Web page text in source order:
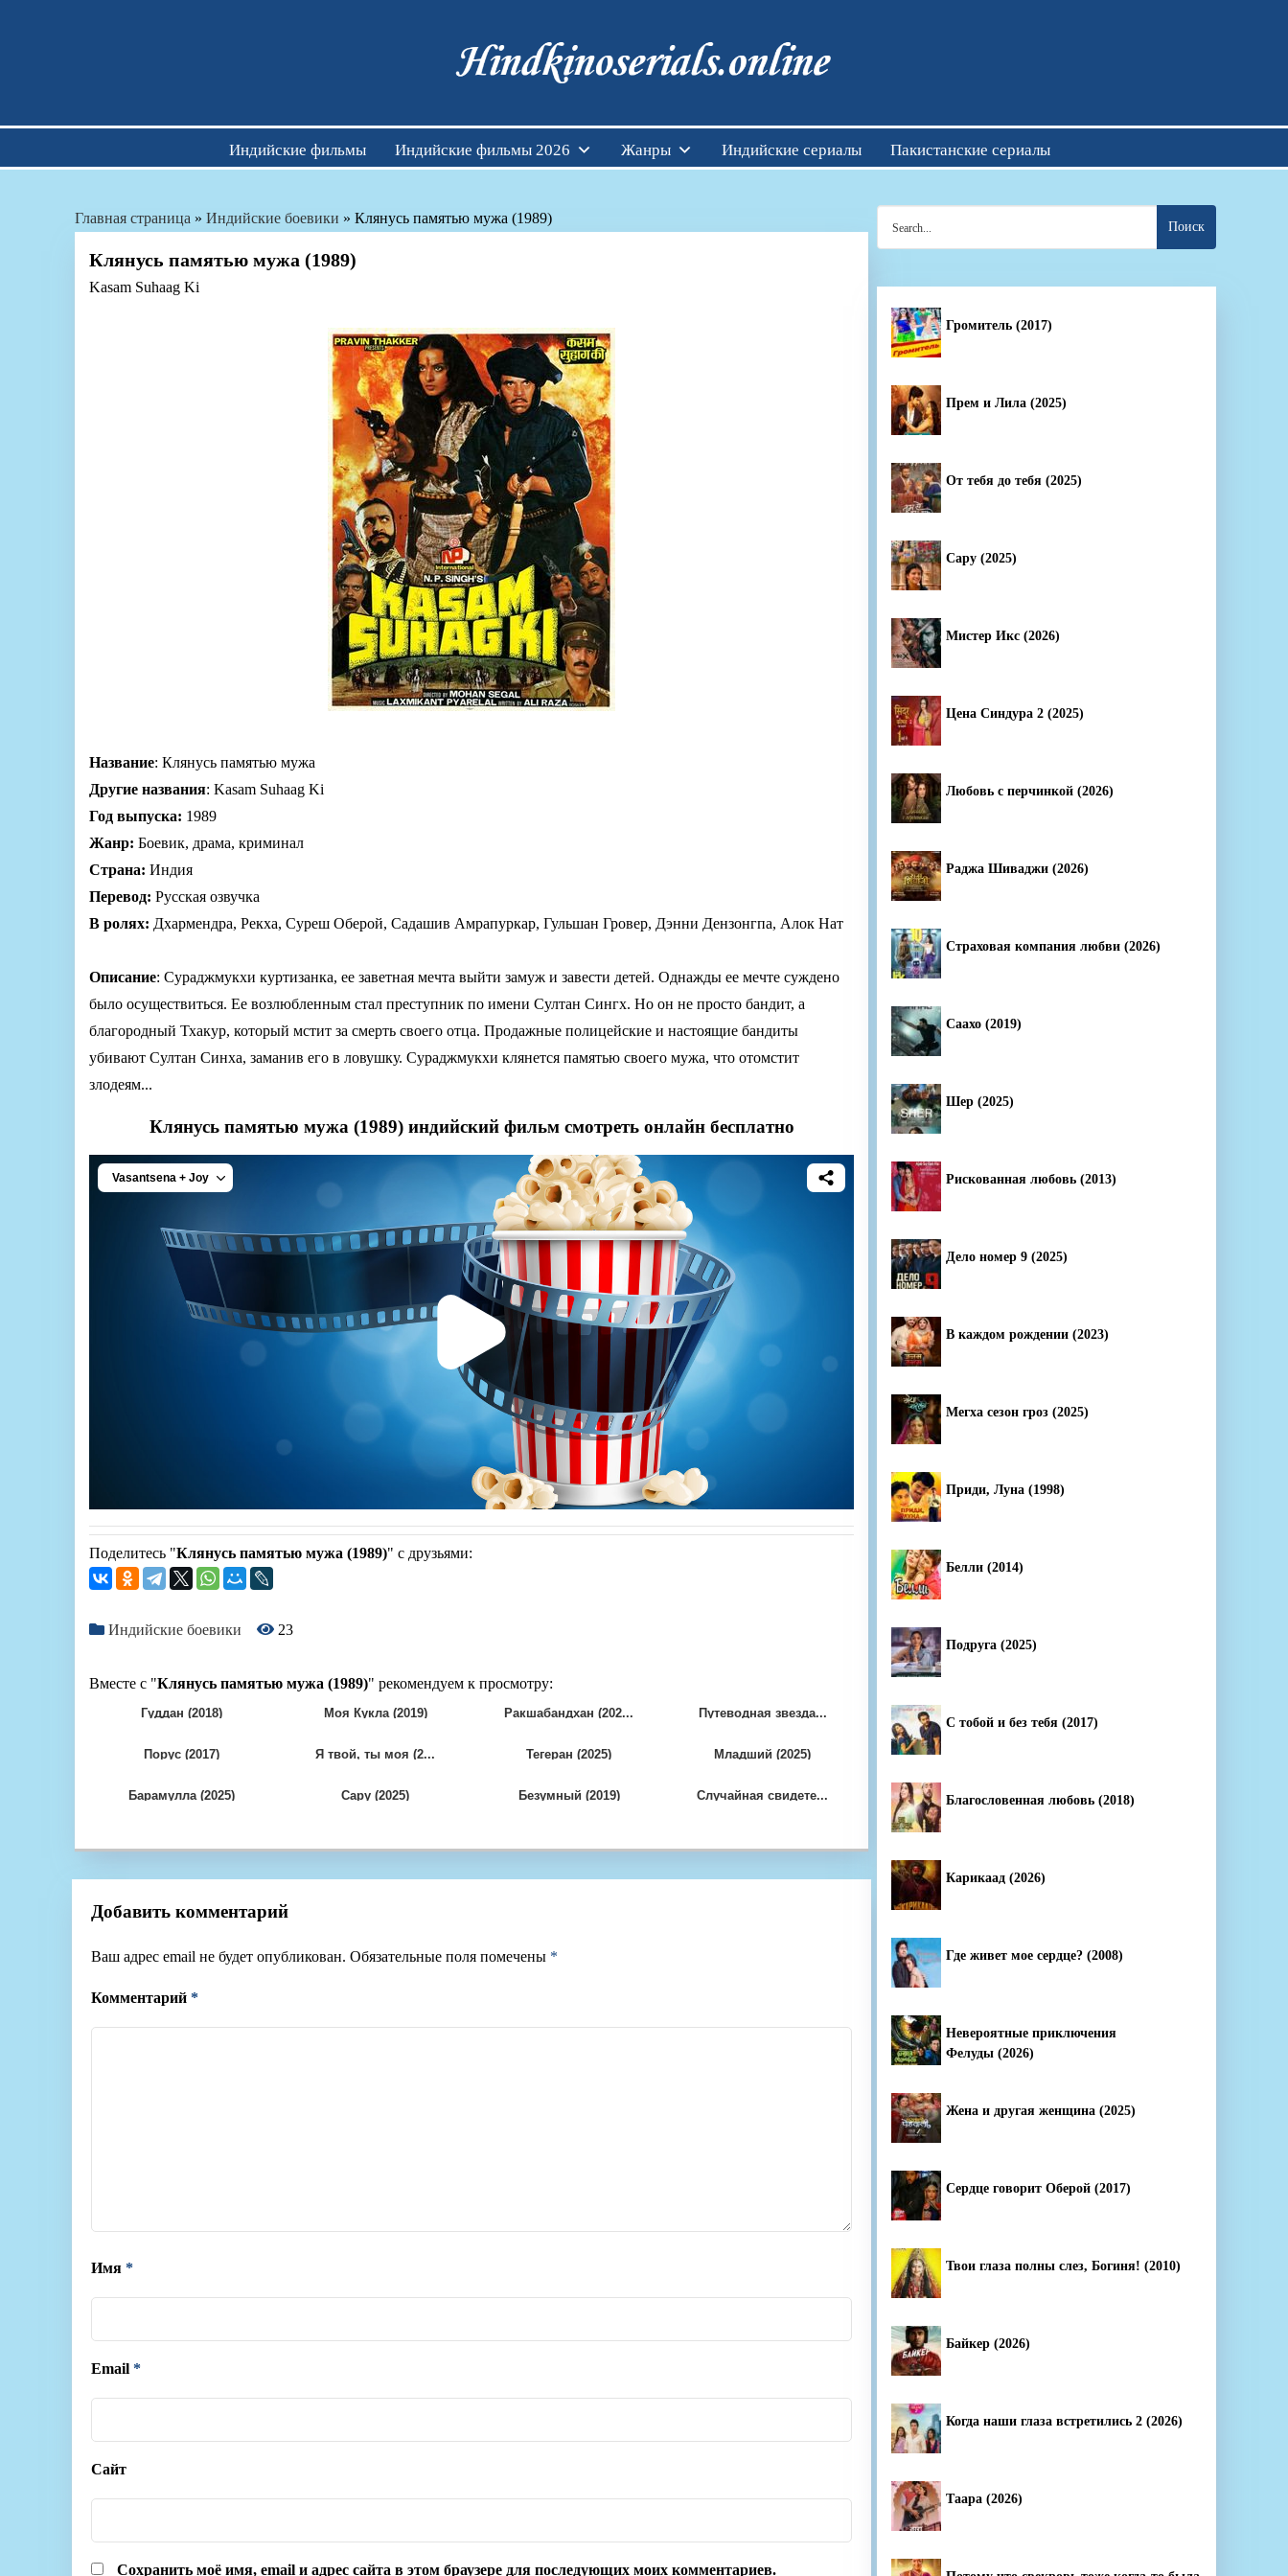
Индийские фильмы смотреть онлайн
Индийские фильмы Индийские фильмы 2026 Жанры Индийские сериалы Пакистанские сериалы
Главная страница » Индийские боевики » Клянусь памятью мужа (1989)
Клянусь памятью мужа (1989)
Kasam Suhaag Ki
Название: Клянусь памятью мужа
Другие названия: Kasam Suhaag Ki
Год выпуска: 1989
Жанр: Боевик, драма, криминал
Страна: Индия
Перевод: Русская озвучка
В ролях: Дхармендра, Рекха, Суреш Оберой, Садашив Амрапуркар, Гульшан Гровер, Дэнни Дензонгпа, Алок Нат
Описание: Сураджмукхи куртизанка, ее заветная мечта выйти замуж и завести детей. Однажды ее мечте суждено
было осуществиться. Ее возлюбленным стал преступник по имени Султан Сингх. Но он не просто бандит, а
благородный Тхакур, который мстит за смерть своего отца. Продажные полицейские и настоящие бандиты
убивают Султан Синха, заманив его в ловушку. Сураджмукхи клянется памятью своего мужа, что отомстит
злодеям...
Клянусь памятью мужа (1989) индийский фильм смотреть онлайн бесплатно
Поделитесь "Клянусь памятью мужа (1989)" с друзьями:
Индийские боевики 23
Вместе с "Клянусь памятью мужа (1989)" рекомендуем к просмотру:
Гуддан (2018) Моя Кукла (2019) Ракшабандхан (202... Путеводная звезда...
Порус (2017) Я твой, ты моя (2... Тегеран (2025) Младший (2025)
Барамулла (2025) Сару (2025) Безумный (2019) Случайная свидете...
Добавить комментарий
Ваш адрес email не будет опубликован. Обязательные поля помечены *
Комментарий *
Имя *
Email *
Сайт
Сохранить моё имя, email и адрес сайта в этом браузере для последующих моих комментариев.
for:
Громитель (2017)
Прем и Лила (2025)
От тебя до тебя (2025)
Сару (2025)
Мистер Икс (2026)
Цена Синдура 2 (2025)
Любовь с перчинкой (2026)
Раджа Шиваджи (2026)
Страховая компания любви (2026)
Саахо (2019)
Шер (2025)
Рискованная любовь (2013)
Дело номер 9 (2025)
В каждом рождении (2023)
Мегха сезон гроз (2025)
Приди, Луна (1998)
Белли (2014)
Подруга (2025)
С тобой и без тебя (2017)
Благословенная любовь (2018)
Карикаад (2026)
Где живет мое сердце? (2008)
Невероятные приключения
Фелуды (2026)
Жена и другая женщина (2025)
Сердце говорит Оберой (2017)
Твои глаза полны слез, Богиня! (2010)
Байкер (2026)
Когда наши глаза встретились 2 (2026)
Таара (2026)